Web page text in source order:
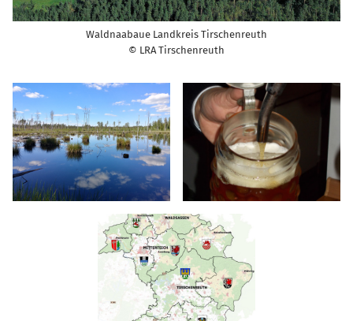
Waldnaabaue Landkreis Tirschenreuth
© LRA Tirschenreuth